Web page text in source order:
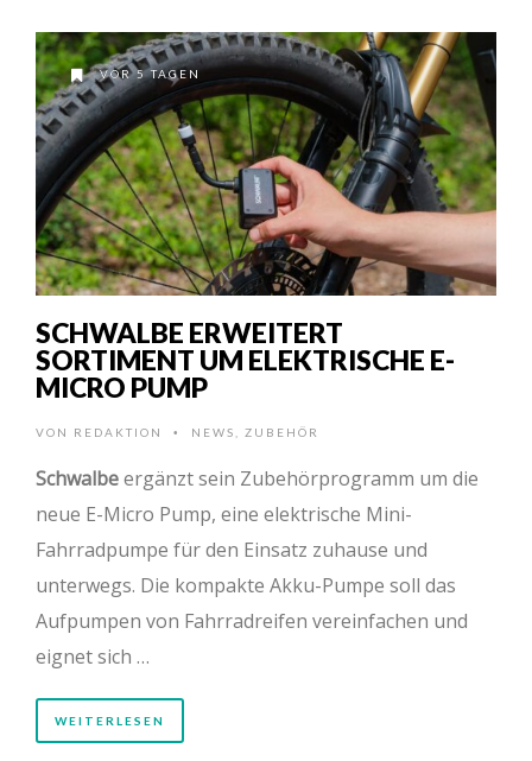
VOR 5 TAGEN
SCHWALBE ERWEITERT
SORTIMENT UM ELEKTRISCHE E-
MICRO PUMP
VON REDAKTION • NEWS ZUBEHÖR
Schwalbeergänzt sein Zubehörprogramm um die
neue E-Micro Pump, eine elektrische Mini-
Fahrradpumpe für den Einsatz zuhause und
unterwegs. Die kompakte Akku-Pumpe soll das
Aufpumpen von Fahrradreifen vereinfachen und
eignet sich …
WEITERLESEN